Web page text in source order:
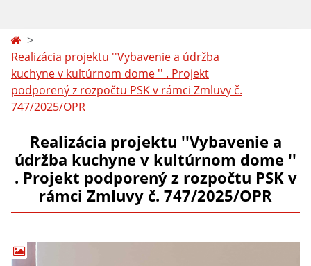
Realizácia projektu ''Vybavenie a údržba
kuchyne v kultúrnom dome '' . Projekt
podporený z rozpočtu PSK v rámci Zmluvy č.
747/2025/OPR
Realizácia projektu ''Vybavenie a
údržba kuchyne v kultúrnom dome ''
. Projekt podporený z rozpočtu PSK v
rámci Zmluvy č. 747/2025/OPR